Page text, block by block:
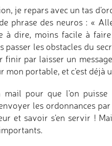
je repars avec un tas
phrase des neuros : «
à dire, moins facile à
passer les obstacles du
finir par laisser un
mon portable, et c'est déjà
pour que l'on
les ordonnances
et savoir s'en servir !